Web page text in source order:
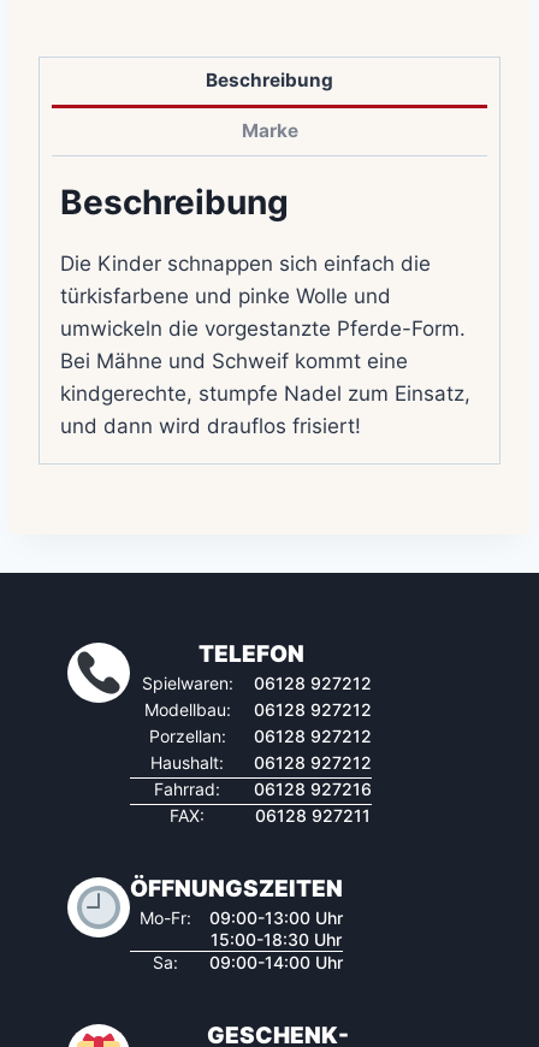
Beschreibung
Marke
Beschreibung
Die Kinder schnappen sich einfach die
türkisfarbene und pinke Wolle und
umwickeln die vorgestanzte Pferde-Form.
Bei Mähne und Schweif kommt eine
kindgerechte, stumpfe Nadel zum Einsatz,
und dann wird drauflos frisiert!
TELEFON
Spielwaren:
06128 927212
Modellbau:
06128 927212
Porzellan:
06128 927212
Haushalt:
06128 927212
Fahrrad:
06128 927216
FAX:
06128 927211
ÖFFNUNGSZEITEN
Mo-Fr:
09:00-13:00 Uhr
15:00-18:30 Uhr
Sa:
09:00-14:00 Uhr
GESCHENK-